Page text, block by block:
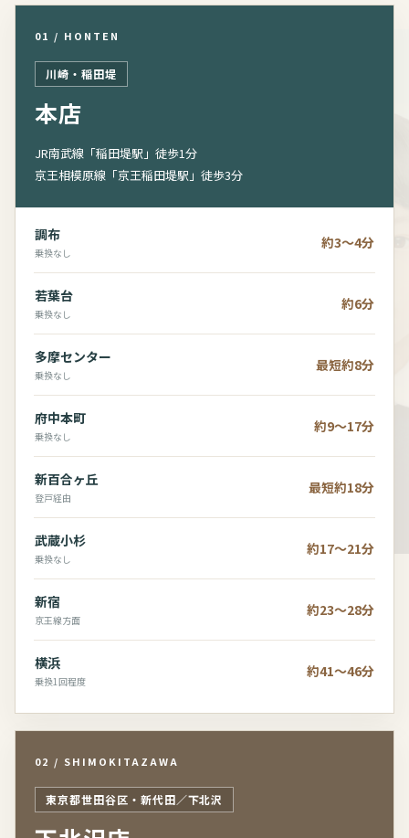
01 / HONTEN
川崎・稲田堤
本店
JR南武線「稲田堤駅」徒歩1分
京王相模原線「京王稲田堤駅」徒歩3分
調布
乗換なし
約3～4分
若葉台
乗換なし
約6分
多摩センター
乗換なし
最短約8分
府中本町
乗換なし
約9～17分
新百合ヶ丘
登戸経由
最短約18分
武蔵小杉
乗換なし
約17～21分
新宿
京王線方面
約23～28分
横浜
乗換1回程度
約41～46分
02 / SHIMOKITAZAWA
東京都世田谷区・新代田／下北沢